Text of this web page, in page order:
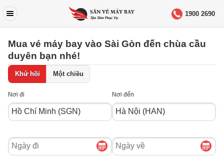
1900 2690
Mua vé máy bay vào Sài Gòn đến chùa cầu
duyên bạn nhé!
Khứ hồi Một chiều
Nơi đi Nơi đến
Ngày
đi
Ngày
về